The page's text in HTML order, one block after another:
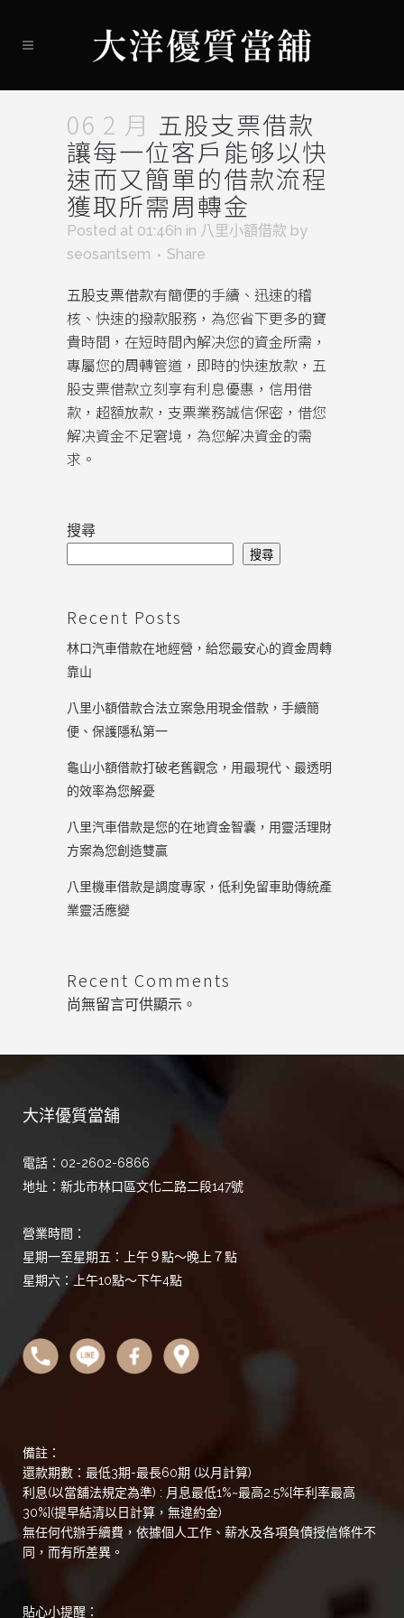
06 2 月 五股支票借款
讓每一位客戶能够以快
速而又簡單的借款流程
獲取所需周轉金
Posted at 01:46h in 八里小額借款 by
seosantsem
Share
五股支票借款有簡便的手續、迅速的稽
核、快速的撥款服務，為您省下更多的寶
貴時間，在短時間內解决您的資金所需，
專屬您的周轉管道，即時的快速放款，五
股支票借款立刻享有利息優惠，信用借
款，超額放款，支票業務誠信保密，借您
解决資金不足窘境，為您解决資金的需
求。
搜尋
搜尋
Recent Posts
林口汽車借款在地經營，給您最安心的資金周轉
靠山
八里小額借款合法立案急用現金借款，手續簡
便、保護隱私第一
龜山小額借款打破老舊觀念，用最現代、最透明
的效率為您解憂
八里汽車借款是您的在地資金智囊，用靈活理財
方案為您創造雙贏
八里機車借款是調度專家，低利免留車助傳統產
業靈活應變
Recent Comments
尚無留言可供顯示。
大洋優質當舖
電話：02-2602-6866
地址：新北市林口區文化二路二段147號
營業時間：
星期一至星期五：上午９點～晚上７點
星期六：上午10點～下午4點
備註：
還款期數：最低3期-最長60期 (以月計算)
利息(以當舖法規定為準) : 月息最低1%~最高2.5%[年利率最高
30%](提早結清以日計算，無違約金)
無任何代辦手續費，依據個人工作、薪水及各項負債授信條件不
同，而有所差異。
貼心小提醒：